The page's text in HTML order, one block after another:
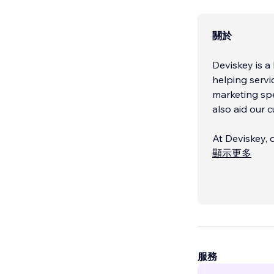
關於
Deviskey is
helping
marketing
also aid our
At Deviskey,
delivering
advertising
large
顯示更多
服務